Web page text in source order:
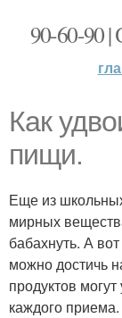
90-60-
Как
пищи.
Еще из
мирных
бабахнуть. А
можно достичь
продуктов
каждого приема.